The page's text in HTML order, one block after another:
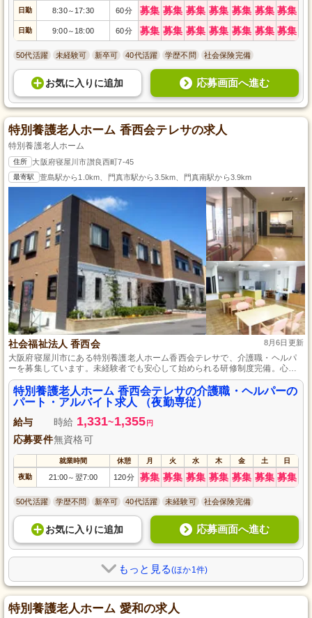
日勤 8:30～ 17:30 60分 募集 募集 募集 募集 募集 募集 募集
日勤 9:00～ 18:00 60分 募集 募集 募集 募集 募集 募集 募集
50代活躍 未経験可 新卒可 40代活躍 学歴不問 社会保険完備
お気に入り に追加 応募画面へ進む
特別養護老人ホーム 香西会テレサの求人
特別養護老人ホーム
住所 大阪府寝屋川市讃良西町7-45
最寄駅 萱島駅から1.0km、門真市駅から3.5km、門真南駅から3.9km
社会福祉法人 香西会 8月6日更新
大阪府寝屋川市にある特別養護老人ホーム香西会テレサで、介護職・ヘルパ
ーを募集しています。未経験者でも安心して始められる研修制度完備。心温
まるケアを提供し、入居者様一人ひとりに寄り添った介護を実践したい方を
お待ちしています。パート・アルバイトとして、仕事とプライベートの両立
をサポート。あなたの優しさと情熱を、地域に根ざした当施設で活かしてみ
ませんか？一緒に快適な生活を支えましょう。
特別養護老人ホーム 香西会テレサの介護職・ヘルパーの
パート・アルバイト求人 （夜勤専従）
給与 時給 1,331~1,355 円
応募要件無資格可
就業時間 休憩 月 火 水 木 金 土 日
夜勤 21:00～ 翌7:00 120分 募集 募集 募集 募集 募集 募集 募集
50代活躍 学歴不問 新卒可 40代活躍 未経験可 社会保険完備
お気に入り に追加 応募画面へ進む
もっと見る(ほか1件)
特別養護老人ホーム 愛和の求人